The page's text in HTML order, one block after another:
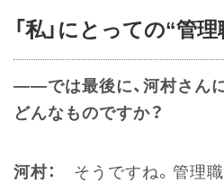
「私」にとっての“管理
――では最後に、河村さんに
どんなものですか？
河村：
そうですね。管理職